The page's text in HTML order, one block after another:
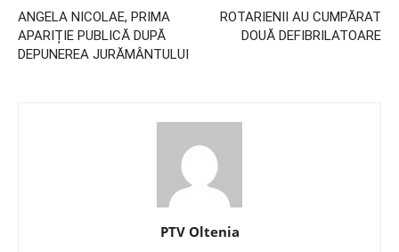
ANGELA NICOLAE, PRIMA
APARIȚIE PUBLICĂ DUPĂ
DEPUNEREA JURĂMÂNTULUI
ROTARIENII AU CUMPĂRAT
DOUĂ DEFIBRILATOARE
PTV Oltenia